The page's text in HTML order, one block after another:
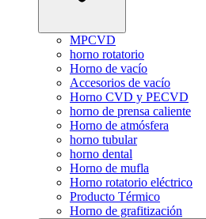
MPCVD
horno rotatorio
Horno de vacío
Accesorios de vacío
Horno CVD y PECVD
horno de prensa caliente
Horno de atmósfera
horno tubular
horno dental
Horno de mufla
Horno rotatorio eléctrico
Producto Térmico
Horno de grafitización